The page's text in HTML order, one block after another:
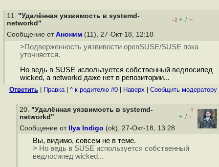
11. "Удалённая уязвимость в systemd-
networkd"
–2 + / –
Сообщение от Аноним (11), 27-Окт-18, 12:10
>Подверженность уязвивости openSUSE/SUSE пока
уточняется.
Но ведь в SUSE используется собственный ведлосипед
wicked, а networkd даже нет в репозитории...
Ответить Правка| ^ к родителю #0 Наверх Cообщить модератору
20. "Удалённая уязвимость в systemd-
networkd"
–1
+ / –
Сообщение от
Ilya Indigo (ok), 27-Окт-18, 13:28
Вы, видимо, совсем не в теме.
> Но ведь в SUSE используется собственный
ведлосипед wicked...